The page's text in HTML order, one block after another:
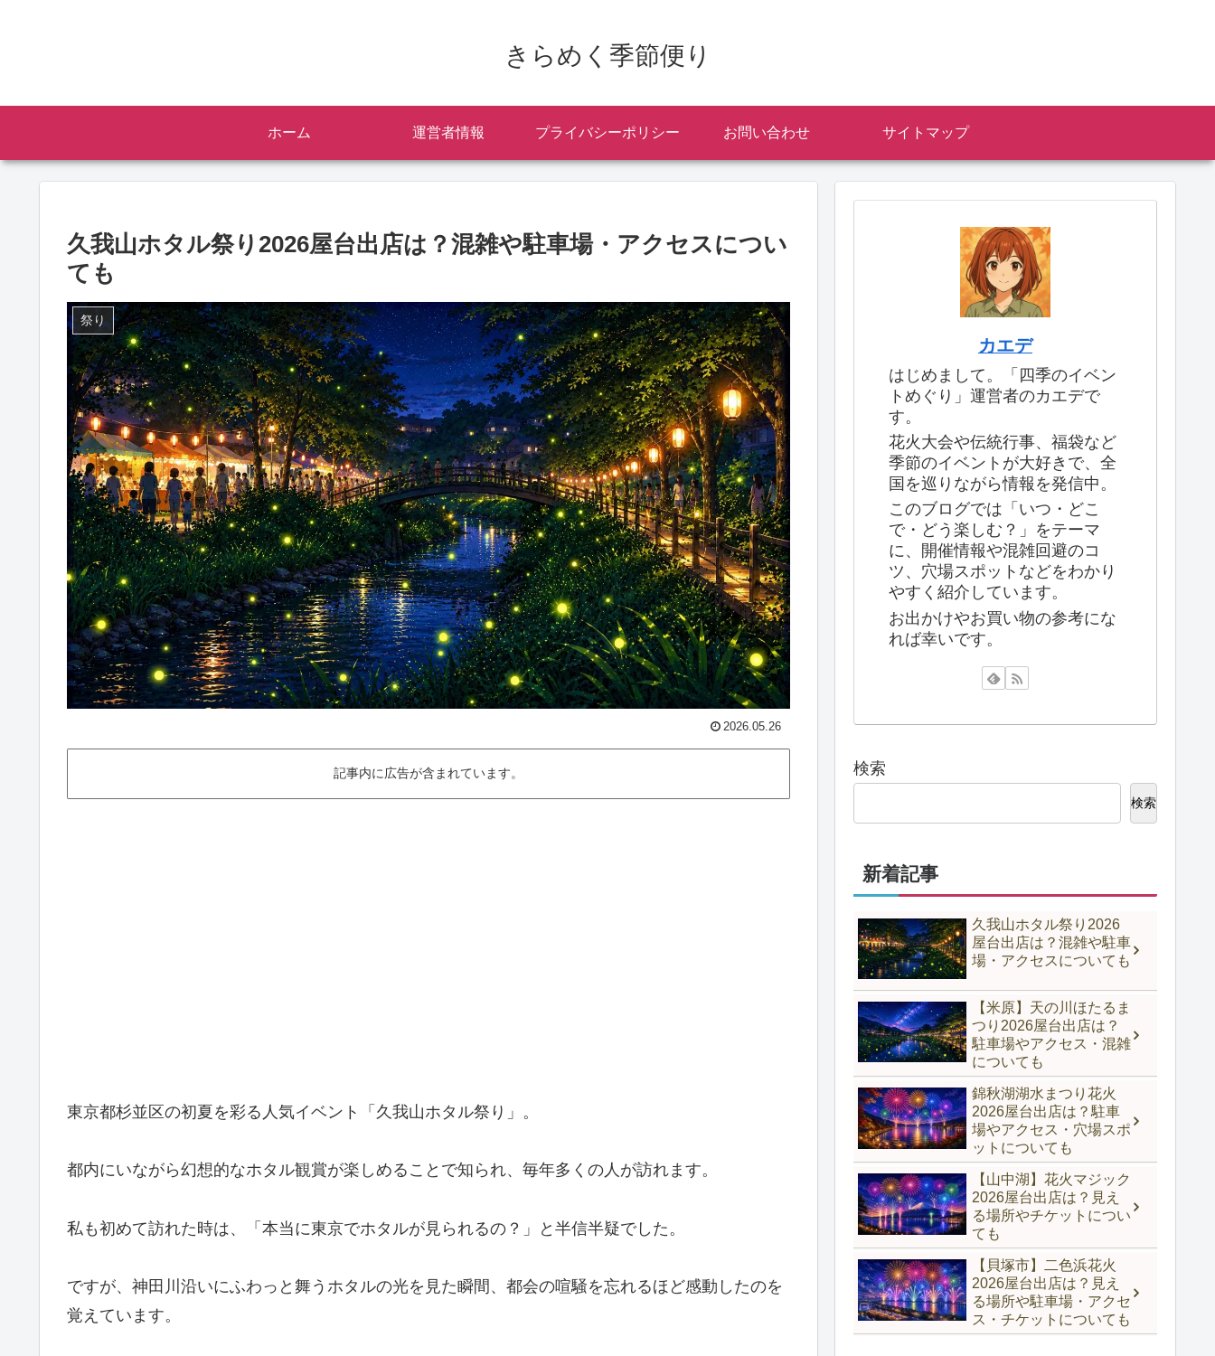
きらめく季節便り
ホーム 運営者情報 プライバシーポリシー お問い合わせ サイトマップ
久我山ホタル祭り2026屋台出店は？混雑や駐車場・アクセスについ
ても
祭り
2026.05.26
記事内に広告が含まれています。
東京都杉並区の初夏を彩る人気イベント「久我山ホタル祭り」。
都内にいながら幻想的なホタル観賞が楽しめることで知られ、毎年多くの人が訪れます。
私も初めて訪れた時は、「本当に東京でホタルが見られるの？」と半信半疑でした。
ですが、神田川沿いにふわっと舞うホタルの光を見た瞬間、都会の喧騒を忘れるほど感動したのを
覚えています。
カエデ
はじめまして。「四季のイベン
トめぐり」運営者のカエデで
す。
花火大会や伝統行事、福袋など
季節のイベントが大好きで、全
国を巡りながら情報を発信中。
このブログでは「いつ・どこ
で・どう楽しむ？」をテーマ
に、開催情報や混雑回避のコ
ツ、穴場スポットなどをわかり
やすく紹介しています。
お出かけやお買い物の参考にな
れば幸いです。
検索
検索
新着記事
久我山ホタル祭り2026
屋台出店は？混雑や駐車
場・アクセスについても
【米原】天の川ほたるま
つり2026屋台出店は？
駐車場やアクセス・混雑
についても
錦秋湖湖水まつり花火
2026屋台出店は？駐車
場やアクセス・穴場スポ
ットについても
【山中湖】花火マジック
2026屋台出店は？見え
る場所やチケットについ
ても
【貝塚市】二色浜花火
2026屋台出店は？見え
る場所や駐車場・アクセ
ス・チケットについても